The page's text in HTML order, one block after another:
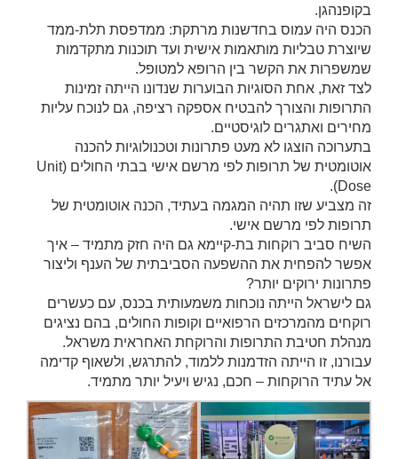
בקופנהגן.
הכנס היה עמוס בחדשנות מרתקת: ממדפסת תלת-ממד
שיוצרת טבליות מותאמות אישית ועד תוכנות מתקדמות
שמשפרות את הקשר בין הרופא למטופל.
לצד זאת, אחת הסוגיות הבוערות שנדונו הייתה זמינות
התרופות והצורך להבטיח אספקה רציפה, גם לנוכח עליות
מחירים ואתגרים לוגיסטיים.
בתערוכה הוצגו לא מעט פתרונות וטכנולוגיות להכנה
אוטומטית של תרופות לפי מרשם אישי בבתי החולים (Unit
Dose).
זה מצביע שזו תהיה המגמה בעתיד, הכנה אוטומטית של
תרופות לפי מרשם אישי.
השיח סביב רוקחות בת-קיימא גם היה חזק מתמיד – איך
אפשר להפחית את ההשפעה הסביבתית של הענף וליצור
פתרונות ירוקים יותר?
גם לישראל הייתה נוכחות משמעותית בכנס, עם כעשרים
רוקחים מהמרכזים הרפואיים וקופות החולים, בהם נציגים
מנהלת חטיבת התרופות והרוקחת האחראית משראל.
עבורנו, זו הייתה הזדמנות ללמוד, להתרגש, ולשאוף קדימה
אל עתיד הרוקחות – חכם, נגיש ויעיל יותר מתמיד.